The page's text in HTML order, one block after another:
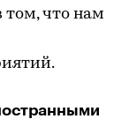
том, что нам